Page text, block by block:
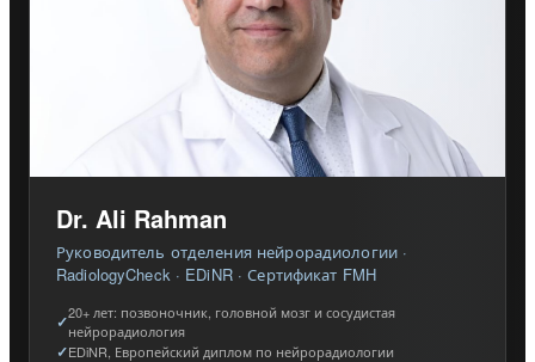
Dr. Ali Rahman
Руководитель отделения нейрорадиологии ·
RadiologyCheck · EDiNR · Сертификат FMH
20+ лет: позвоночник, головной мозг и сосудистая
нейрорадиология
EDiNR, Европейский диплом по нейрорадиологии